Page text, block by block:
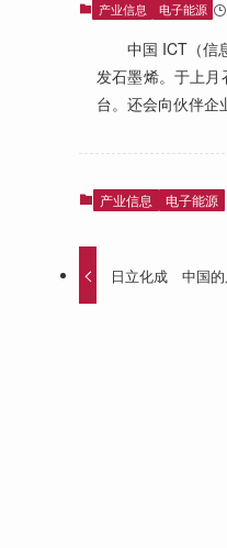
产业信息 电子能源
中国 ICT（信息
发石墨烯。于上
台。还会向伙伴企
产业信息 电子能源
日立化成 中国的